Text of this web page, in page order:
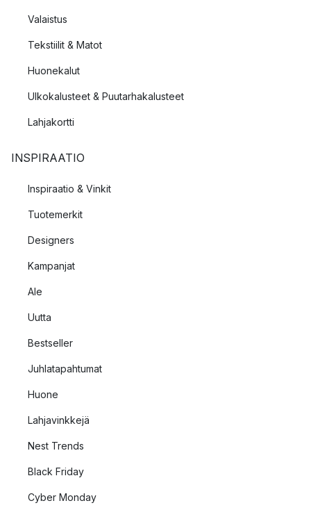
Valaistus
Tekstiilit & Matot
Huonekalut
Ulkokalusteet & Puutarhakalusteet
Lahjakortti
INSPIRAATIO
Inspiraatio & Vinkit
Tuotemerkit
Designers
Kampanjat
Ale
Uutta
Bestseller
Juhlatapahtumat
Huone
Lahjavinkkejä
Nest Trends
Black Friday
Cyber Monday